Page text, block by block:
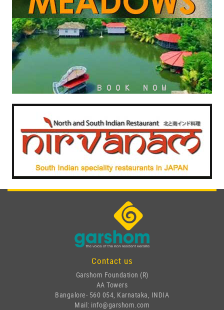
Contact us
Garshom Foundation (R)
AA Towers
Bangalore- 560 054, Karnataka, INDIA
Mail: info@garshom.com